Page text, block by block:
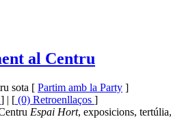
al Centru
sota [ Partim amb la Party ]
] | [ (0) Retroenllaços ]
Espai Hort, exposicions,